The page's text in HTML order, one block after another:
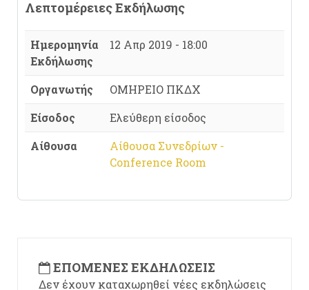
Λεπτομέρειες Εκδήλωσης
Ημερομηνία
Εκδήλωσης
12 Απρ 2019 - 18:00
Οργανωτής
ΟΜΗΡΕΙΟ ΠΚΔΧ
Είσοδος
Ελεύθερη είσοδος
Αίθουσα
Αίθουσα Συνεδρίων -
Conference Room
ΕΠΌΜΕΝΕΣ ΕΚΔΗΛΏΣΕΙΣ
Δεν έχουν καταχωρηθεί νέες εκδηλώσεις